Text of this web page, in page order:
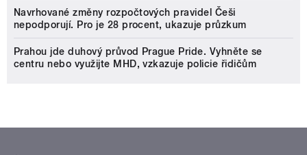
Navrhované změny rozpočtových pravidel Češi
nepodporují. Pro je 28 procent, ukazuje průzkum
Prahou jde duhový průvod Prague Pride. Vyhněte se
centru nebo využijte MHD, vzkazuje policie řidičům